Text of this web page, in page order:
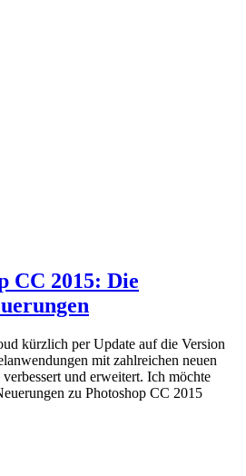
CC 2015: Die
kürzlich per Update auf die Version
mit zahlreichen neuen
und erweitert. Ich möchte
zu Photoshop CC 2015